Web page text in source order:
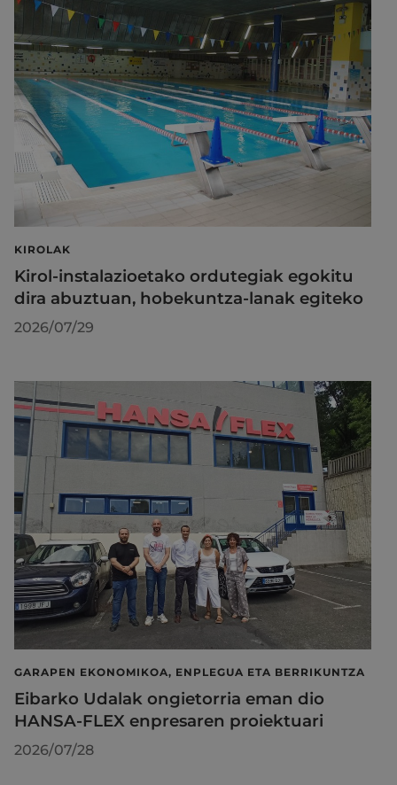
KIROLAK
Kirol-instalazioetako ordutegiak egokitu
dira abuztuan, hobekuntza-lanak egiteko
2026/07/29
GARAPEN EKONOMIKOA, ENPLEGUA ETA BERRIKUNTZA
Eibarko Udalak ongietorria eman dio
HANSA-FLEX enpresaren proiektuari
2026/07/28